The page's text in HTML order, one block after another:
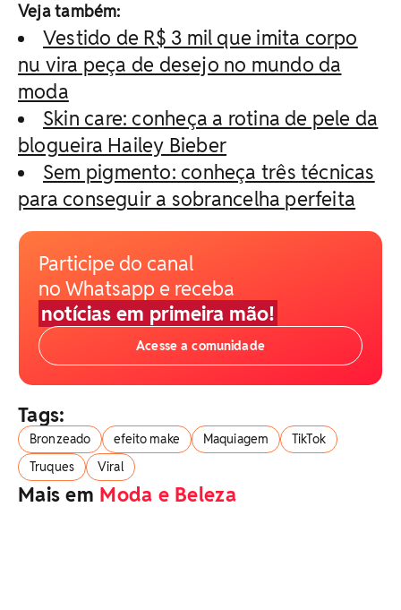
Veja também:
Vestido de R$ 3 mil que imita corpo
nu vira peça de desejo no mundo da
moda
Skin care: conheça a rotina de pele da
blogueira Hailey Bieber
Sem pigmento: conheça três técnicas
para conseguir a sobrancelha perfeita
Participe do canal
no Whatsapp e receba
notícias em primeira mão!
Acesse a comunidade
Tags:
Bronzeado efeito make Maquiagem
TikTok
Truques
Viral
Mais em Moda e Beleza